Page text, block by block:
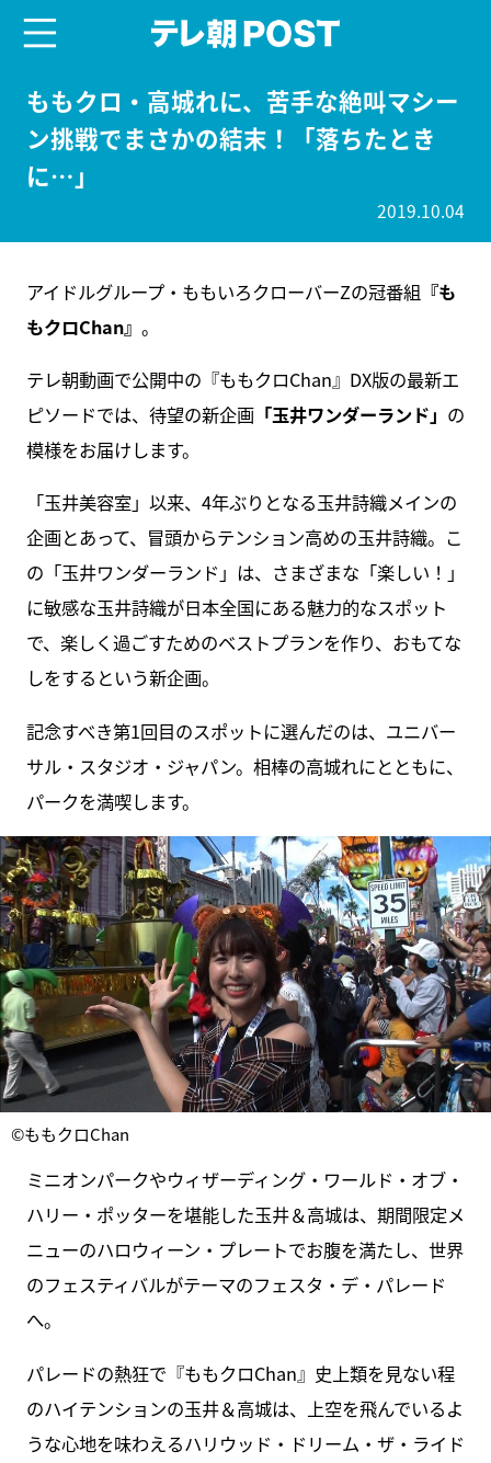
ももクロ・高城れに、苦手な絶叫マシー
ン挑戦でまさかの結末！「落ちたとき
に…」
2019.10.04
アイドルグループ・ももいろクローバーZの冠番組 『も
もクロChan』 。
テレ朝動画で公開中の『ももクロChan』DX版の最新エ
ピソードでは、待望の新企画「玉井ワンダーランド」 の
模様をお届けします。
「玉井美容室」以来、4年ぶりとなる玉井詩織メインの
企画とあって、冒頭からテンション高めの玉井詩織。こ
の「玉井ワンダーランド」は、さまざまな「楽しい！」
に敏感な玉井詩織が日本全国にある魅力的なスポット
で、楽しく過ごすためのベストプランを作り、おもてな
しをするという新企画。
記念すべき第1回目のスポットに選んだのは、ユニバー
サル・スタジオ・ジャパン。相棒の高城れにとともに、
パークを満喫します。
©ももクロChan
ミニオンパークやウィザーディング・ワールド・オブ・
ハリー・ポッターを堪能した玉井＆高城は、期間限定メ
ニューのハロウィーン・プレートでお腹を満たし、世界
のフェスティバルがテーマのフェスタ・デ・パレード
へ。
パレードの熱狂で『ももクロChan』史上類を見ない程
のハイテンションの玉井＆高城は、上空を飛んでいるよ
うな心地を味わえるハリウッド・ドリーム・ザ・ライド